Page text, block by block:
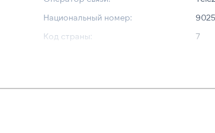
Национальный номер:
Код страны:
7
Валидный номер:
✓